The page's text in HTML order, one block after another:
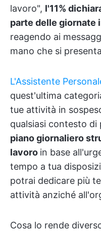
lavoro", l'11%
parte delle giornate
reagendo ai
mano che si
L'Assistente
quest'ultima
tue attività in
qualsiasi contesto
piano giornaliero
lavoro in base
tempo a tua
potrai dedicare più
attività anziché
Cosa lo rende